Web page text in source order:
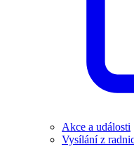
Akce a události
Vysílání z